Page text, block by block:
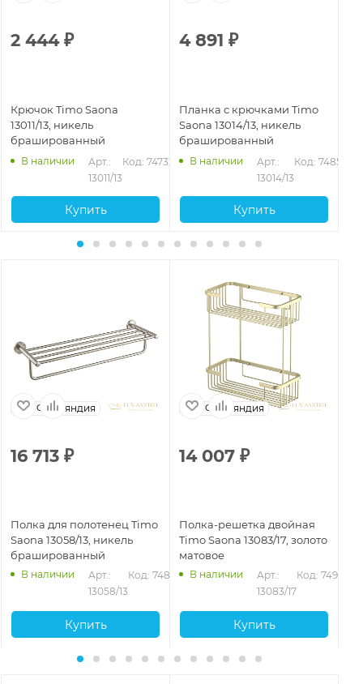
2 444₽
Крючок Timo Saona
13011/13, никель
брашированный
В наличии
Арт.:
13011/13
Код: 74732
Купить
4 891 ₽
Планка с крючками Timo
Saona 13014/13, никель
брашированный
В наличии
Арт.:
13014/13
Код: 74851
Купить
Финляндия
16 713 ₽
Полка для полотенец Timo
Saona 13058/13, никель
брашированный
В наличии
Арт.:
13058/13
Код: 74879
Купить
Финляндия
14 007 ₽
Полка-решетка двойная
Timo Saona 13083/17, золото
матовое
В наличии
Арт.:
13083/17
Код: 74901
Купить